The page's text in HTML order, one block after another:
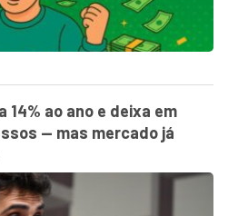
14% ao ano e deixa em
— mas mercado já